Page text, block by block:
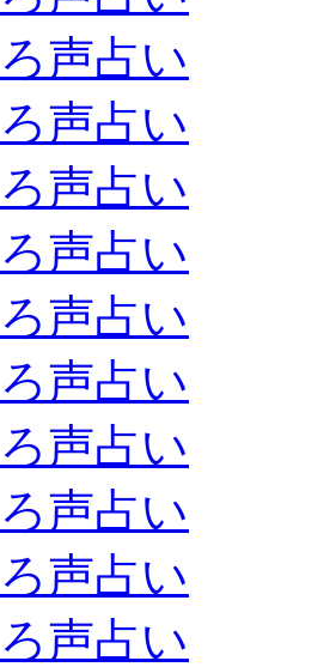
声占い
声占い
声占い
声占い
声占い
声占い
声占い
声占い
声占い
声占い